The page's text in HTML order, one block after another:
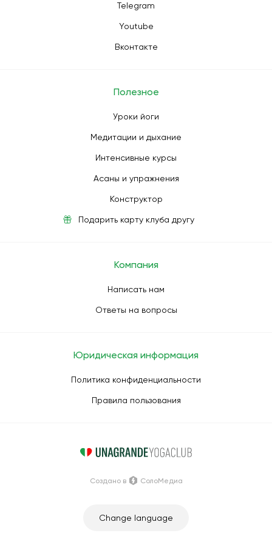
Telegram
Youtube
Вконтакте
Полезное
Уроки йоги
Медитации и дыхание
Интенсивные курсы
Асаны и упражнения
Конструктор
Подарить карту клуба другу
Компания
Написать нам
Ответы на вопросы
Юридическая информация
Политика конфиденциальности
Правила пользования
Change language
Создано в СолоМедиа